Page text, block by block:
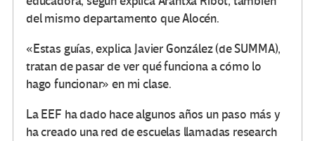
del mismo departamento que Alocén.
«Estas guías, explica Javier González (de SUMMA),
tratan de pasar de ver qué funciona a cómo lo
hago funcionar» en mi clase.
La EEF ha dado hace algunos años un paso más y
ha creado una red de escuelas llamadas research